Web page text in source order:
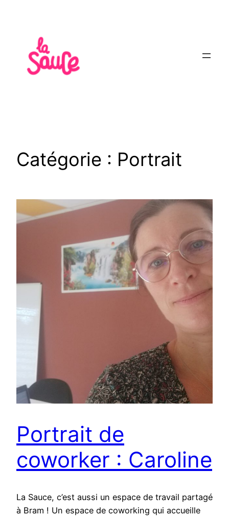
Catégorie : Portrait
Portrait de
coworker : Caroline
La Sauce, c’est aussi un espace de travail partagé
à Bram ! Un espace de coworking qui accueille